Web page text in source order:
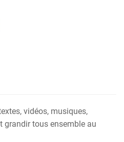
vidéos, musiques,
grandir tous ensemble au